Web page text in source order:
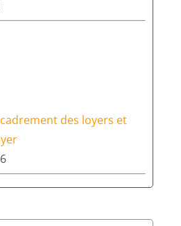
des loyers et